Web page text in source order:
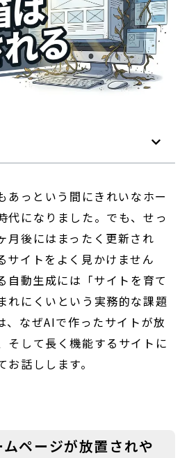
あっという間にきれいなホー
代になりました。でも、せっ
月後にはまったく更新され
サイトをよく見かけません
自動生成には「サイトを育て
れにくいという実務的な課題
、なぜAIで作ったサイトが放
そして長く機能するサイトに
話しします。
ページが放置されや